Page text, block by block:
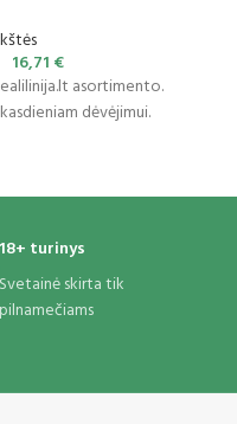
16,71 €
asortimento.
dėvėjimui.
18+ turinys
skirta tik
pilnamečiams